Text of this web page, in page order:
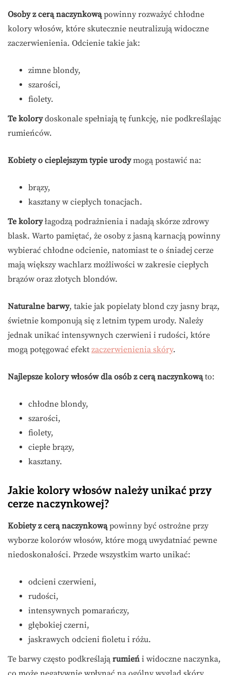
Osoby z cerą naczynkowąpowinny rozważyć chłodne
kolory włosów, które skutecznie neutralizują widoczne
zaczerwienienia. Odcienie takie jak:
zimne blondy,
szarości,
fiolety.
Te kolorydoskonale spełniają tę funkcję, nie podkreślając
rumieńców.
Kobiety o cieplejszym typie urodymogą postawić na:
brązy,
kasztany w ciepłych tonacjach.
Te koloryłagodzą podrażnienia i nadają skórze zdrowy
blask. Warto pamiętać, że osoby z jasną karnacją powinny
wybierać chłodne odcienie, natomiast te o śniadej cerze
mają większy wachlarz możliwości w zakresie ciepłych
brązów oraz złotych blondów.
Naturalne barwy, takie jak popielaty blond czy jasny brąz,
świetnie komponują się z letnim typem urody. Należy
jednak unikać intensywnych czerwieni i rudości, które
mogą potęgować efekt zaczerwienienia skóry.
Najlepsze kolory włosów dla osób z cerą naczynkowąto:
chłodne blondy,
szarości,
fiolety,
ciepłe brązy,
kasztany.
Jakie kolory włosów należy unikać przy
cerze naczynkowej?
Kobiety z cerą naczynkowąpowinny być ostrożne przy
wyborze kolorów włosów, które mogą uwydatniać pewne
niedoskonałości. Przede wszystkim warto unikać:
odcieni czerwieni,
rudości,
intensywnych pomarańczy,
głębokiej czerni,
jaskrawych odcieni fioletu i różu.
Te barwy często podkreślają rumień i widoczne naczynka,